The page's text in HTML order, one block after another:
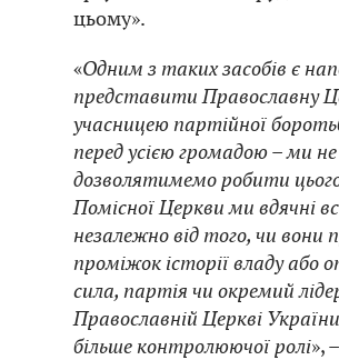
цьому».
«Одним з таких засобів є
представити Православну
учасницею партійної
перед усією громадою – ми
дозволятимемо робити
Помісної Церкви ми вдячні
незалежно від того, чи
проміжок історії владу або
сила, партія чи окремий
Православній Церкві
більше контролюючої ролі»,